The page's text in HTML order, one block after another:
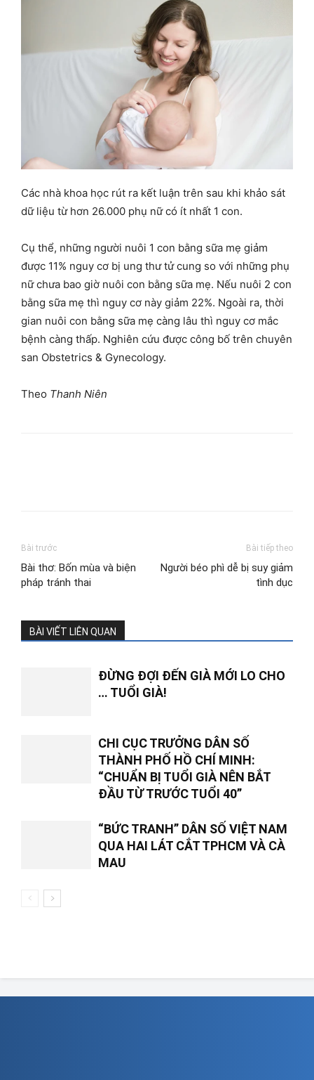
Các nhà khoa học rút ra kết luận trên sau khi khảo sát
dữ liệu từ hơn 26.000 phụ nữ có ít nhất 1 con.
Cụ thể, những người nuôi 1 con bằng sữa mẹ giảm
được 11% nguy cơ bị ung thư tử cung so với những phụ
nữ chưa bao giờ nuôi con bằng sữa mẹ. Nếu nuôi 2 con
bằng sữa mẹ thì nguy cơ này giảm 22%. Ngoài ra, thời
gian nuôi con bằng sữa mẹ càng lâu thì nguy cơ mắc
bệnh càng thấp. Nghiên cứu được công bố trên chuyên
san Obstetrics & Gynecology.
Theo Thanh Niên
Bài trước
Bài thơ: Bốn mùa và biện
pháp tránh thai
Bài tiếp theo
Người béo phì dễ bị suy giảm
tình dục
BÀI VIẾT LIÊN QUAN
ĐỪNG ĐỢI ĐẾN GIÀ MỚI LO CHO
… TUỔI GIÀ!
CHI CỤC TRƯỞNG DÂN SỐ
THÀNH PHỐ HỒ CHÍ MINH:
“CHUẨN BỊ TUỔI GIÀ NÊN BẮT
ĐẦU TỪ TRƯỚC TUỔI 40”
“BỨC TRANH” DÂN SỐ VIỆT NAM
QUA HAI LÁT CẮT TPHCM VÀ CÀ
MAU